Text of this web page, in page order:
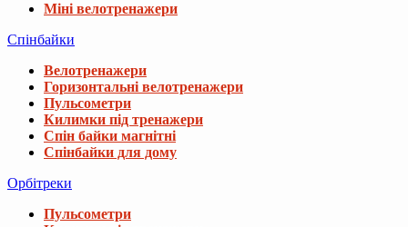
Міні велотренажери
Спінбайки
Велотренажери
Горизонтальні велотренажери
Пульсометри
Килимки під тренажери
Спін байки магнітні
Спінбайки для дому
Орбітреки
Пульсометри